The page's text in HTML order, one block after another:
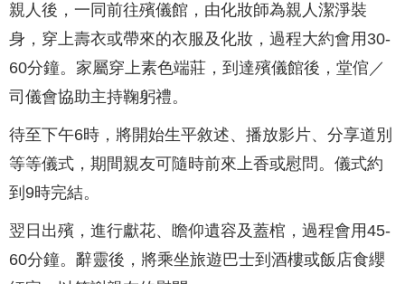
親人後，一同前往殯儀館，由化妝師為親人潔淨裝
身，穿上壽衣或帶來的衣服及化妝，過程大約會用30-
60分鐘。家屬穿上素色端莊，到達殯儀館後，堂倌／
司儀會協助主持鞠躬禮。
待至下午6時，將開始生平敘述、播放影片、分享道別
等等儀式，期間親友可隨時前來上香或慰問。儀式約
到9時完結。
翌日出殯，進行獻花、瞻仰遺容及蓋棺，過程會用45-
60分鐘。辭靈後，將乘坐旅遊巴士到酒樓或飯店食纓